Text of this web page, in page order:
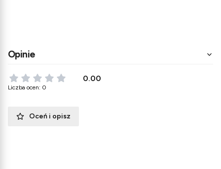
Opinie
0.00
Liczba ocen: 0
Oceń i opisz